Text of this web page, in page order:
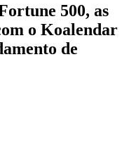
500, as
o Koalendar
de